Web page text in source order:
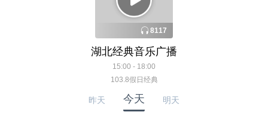
8117
湖北经典音乐广播
15:00 - 18:00
103.8假日经典
昨天 今天 明天